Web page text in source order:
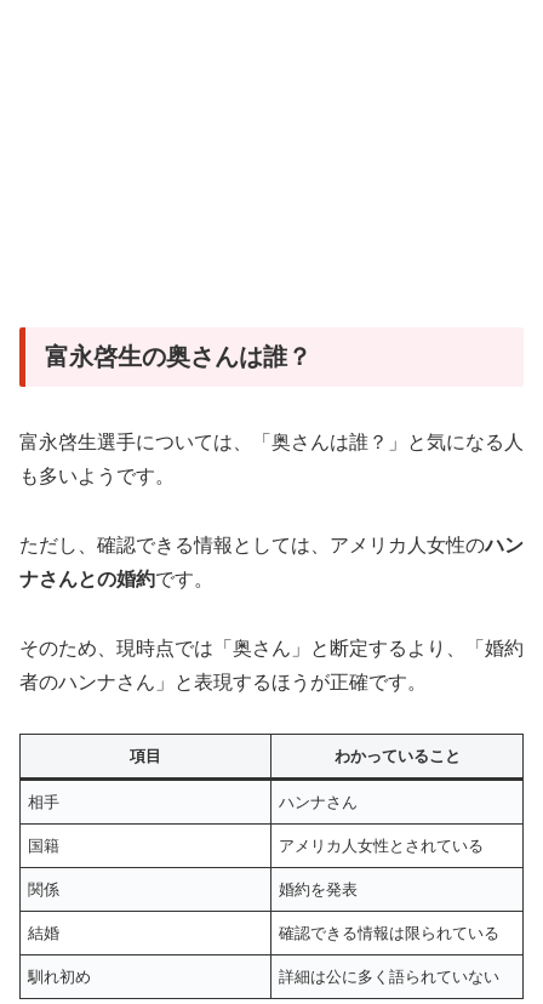
富永啓生の奥さんは誰？
富永啓生選手については、「奥さんは誰？」と気になる人
も多いようです。
ただし、確認できる情報としては、アメリカ人女性のハン
ナさんとの婚約です。
そのため、現時点では「奥さん」と断定するより、「婚約
者のハンナさん」と表現するほうが正確です。
項目 わかっていること
相手 ハンナさん
国籍 アメリカ人女性とされている
関係 婚約を発表
結婚 確認できる情報は限られている
馴れ初め 詳細は公に多く語られていない